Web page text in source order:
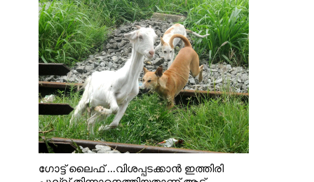
ഗോട്ട് ലൈഫ് ...വിശപ്പടക്കാൻ ഇത്തിരി